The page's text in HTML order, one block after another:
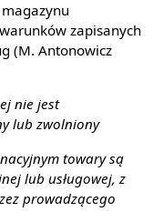
zapisanych
(M. Antonowicz
nie jest
lub zwolniony
towary są
lub usługowej, z
prowadzącego